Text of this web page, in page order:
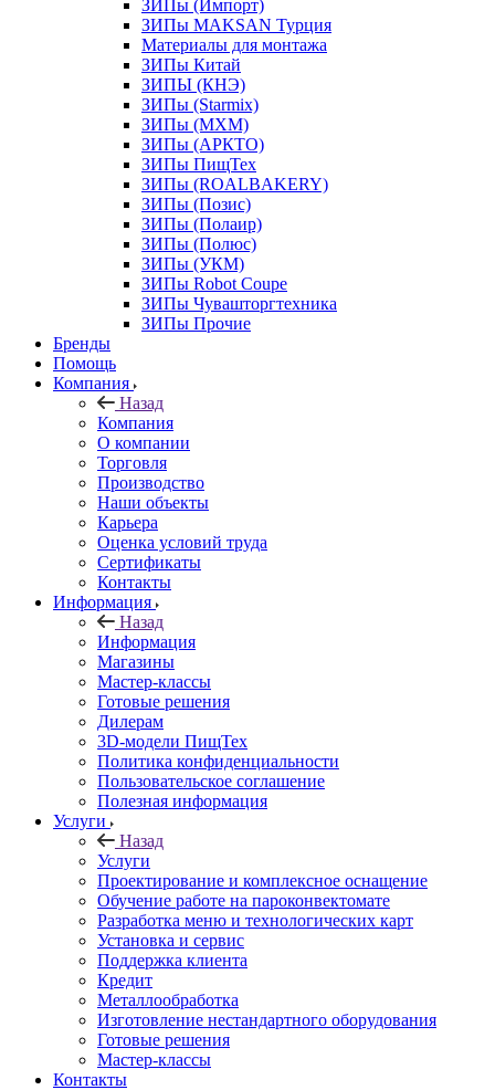
ЗИПы (Импорт)
ЗИПы MAKSAN Турция
Материалы для монтажа
ЗИПы Китай
ЗИПЫ (КНЭ)
ЗИПы (Starmix)
ЗИПы (МХМ)
ЗИПы (АРКТО)
ЗИПы ПищТех
ЗИПы (ROALBAKERY)
ЗИПы (Позис)
ЗИПы (Полаир)
ЗИПы (Полюс)
ЗИПы (УКМ)
ЗИПы Robot Coupe
ЗИПы Чувашторгтехника
ЗИПы Прочие
Бренды
Помощь
Компания
Назад
Компания
О компании
Торговля
Производство
Наши объекты
Карьера
Оценка условий труда
Сертификаты
Контакты
Информация
Назад
Информация
Магазины
Мастер-классы
Готовые решения
Дилерам
3D-модели ПищТех
Политика конфиденциальности
Пользовательское соглашение
Полезная информация
Услуги
Назад
Услуги
Проектирование и комплексное оснащение
Обучение работе на пароконвектомате
Разработка меню и технологических карт
Установка и сервис
Поддержка клиента
Кредит
Металлообработка
Изготовление нестандартного оборудования
Готовые решения
Мастер-классы
Контакты